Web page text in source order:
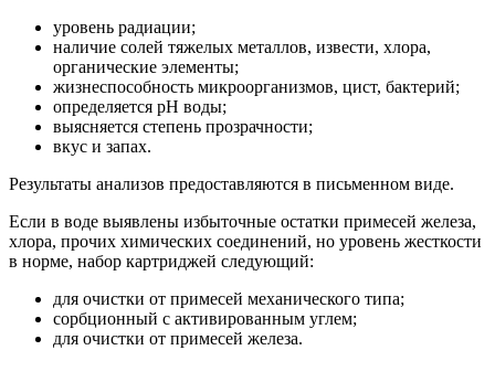
уровень радиации;
наличие солей тяжелых металлов, извести, хлора,
органические элементы;
жизнеспособность микроорганизмов, цист, бактерий;
определяется pH воды;
выясняется степень прозрачности;
вкус и запах.
Результаты анализов предоставляются в письменном виде.
Если в воде выявлены избыточные остатки примесей железа,
хлора, прочих химических соединений, но уровень жесткости
в норме, набор картриджей следующий:
для очистки от примесей механического типа;
сорбционный с активированным углем;
для очистки от примесей железа.